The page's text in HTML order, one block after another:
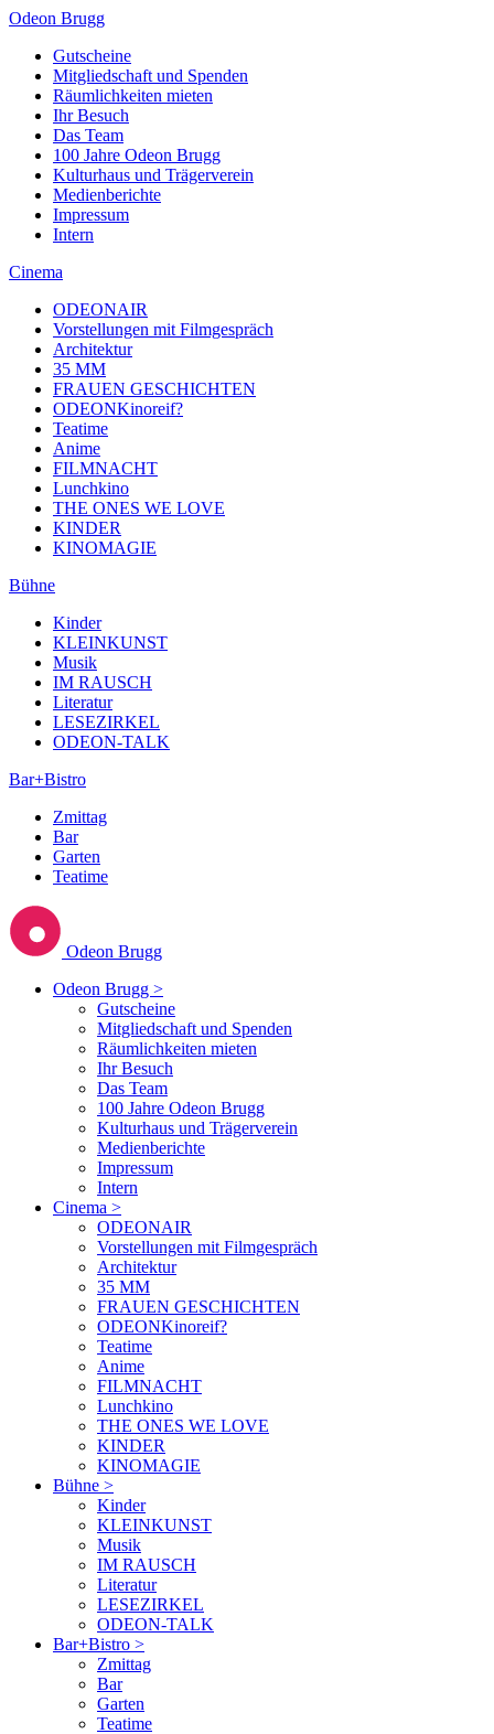
Odeon Brugg
Gutscheine
Mitgliedschaft und Spenden
Räumlichkeiten mieten
Ihr Besuch
Das Team
100 Jahre Odeon Brugg
Kulturhaus und Trägerverein
Medienberichte
Impressum
Intern
Cinema
ODEONAIR
Vorstellungen mit Filmgespräch
Architektur
35 MM
FRAUEN GESCHICHTEN
ODEONKinoreif?
Teatime
Anime
FILMNACHT
Lunchkino
THE ONES WE LOVE
KINDER
KINOMAGIE
Bühne
Kinder
KLEINKUNST
Musik
IM RAUSCH
Literatur
LESEZIRKEL
ODEON-TALK
Bar+Bistro
Zmittag
Bar
Garten
Teatime
Odeon Brugg
Odeon Brugg >
Gutscheine
Mitgliedschaft und Spenden
Räumlichkeiten mieten
Ihr Besuch
Das Team
100 Jahre Odeon Brugg
Kulturhaus und Trägerverein
Medienberichte
Impressum
Intern
Cinema >
ODEONAIR
Vorstellungen mit Filmgespräch
Architektur
35 MM
FRAUEN GESCHICHTEN
ODEONKinoreif?
Teatime
Anime
FILMNACHT
Lunchkino
THE ONES WE LOVE
KINDER
KINOMAGIE
Bühne >
Kinder
KLEINKUNST
Musik
IM RAUSCH
Literatur
LESEZIRKEL
ODEON-TALK
Bar+Bistro >
Zmittag
Bar
Garten
Teatime